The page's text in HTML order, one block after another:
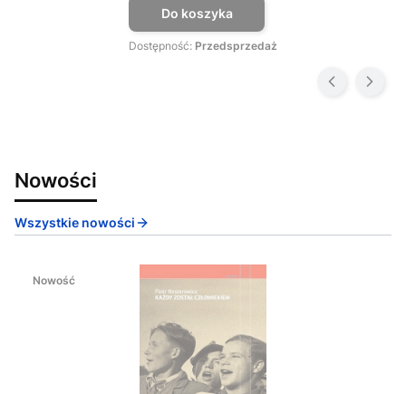
Do koszyka
Dostępność: Przedsprzedaż
Nowości
Wszystkie nowości
Nowość